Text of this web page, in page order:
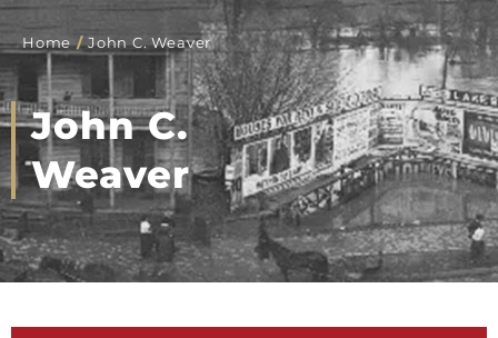
Home / John C. Weaver
John C.
Weaver